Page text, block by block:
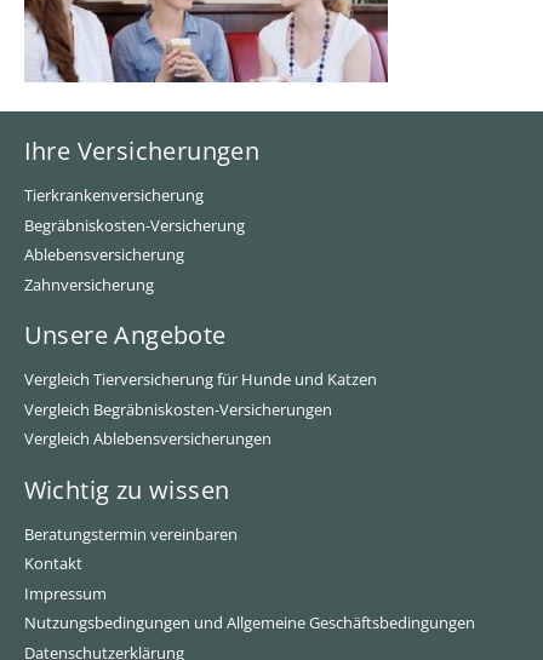
Ihre Versicherungen
Tierkrankenversicherung
Begräbniskosten-Versicherung
Ablebensversicherung
Zahnversicherung
Unsere Angebote
Vergleich Tierversicherung für Hunde und Katzen
Vergleich Begräbniskosten-Versicherungen
Vergleich Ablebensversicherungen
Wichtig zu wissen
Beratungstermin vereinbaren
Kontakt
Impressum
Nutzungsbedingungen und Allgemeine Geschäftsbedingungen
Datenschutzerklärung